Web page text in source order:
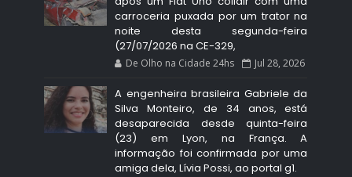
carroceria puxada por um trator na
noite desta segunda-feira
(27/07/2026 na CE-329,
De Olho na Cidade 24hs Jul 28, 2026
A engenheira brasileira Gabriele da
Silva Monteiro, de 34 anos, está
desaparecida desde quinta-feira
(23) em Lyon, na França. A
informação foi confirmada por uma
amiga dela, Lívia Possi, ao portal g1.